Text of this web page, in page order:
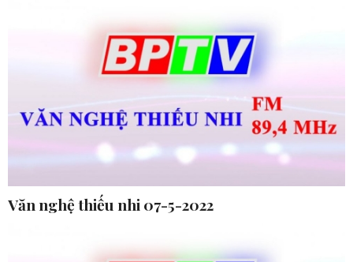
Văn nghệ thiếu nhi 07-5-2022